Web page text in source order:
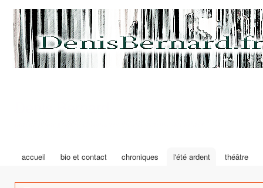
Menu principal
accueil bio et contact chroniques l'été ardent théâtre